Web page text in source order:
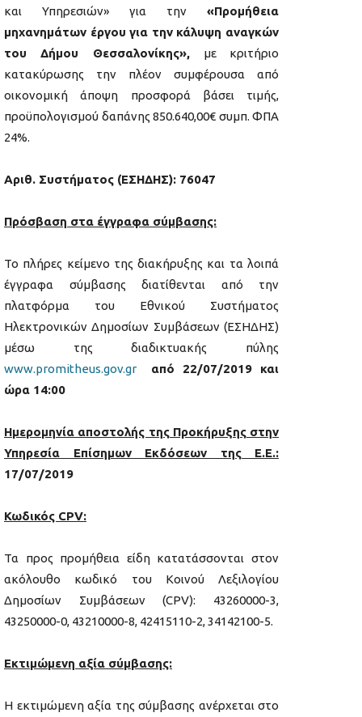
και Υπηρεσιών» για την «Προμήθεια
μηχανημάτων έργου για την κάλυψη αναγκών
του Δήμου Θεσσαλονίκης», με κριτήριο
κατακύρωσης την πλέον συμφέρουσα από
οικονομική άποψη προσφορά βάσει τιμής,
προϋπολογισμού δαπάνης 850.640,00€ συμπ. ΦΠΑ
24%.
Αριθ. Συστήματος (ΕΣΗΔΗΣ): 76047
Πρόσβαση στα έγγραφα σύμβασης:
Το πλήρες κείμενο της διακήρυξης και τα λοιπά
έγγραφα σύμβασης διατίθενται από την
πλατφόρμα του Εθνικού Συστήματος
Ηλεκτρονικών Δημοσίων Συμβάσεων (ΕΣΗΔΗΣ)
μέσω της διαδικτυακής πύλης
www.promitheus.gov.gr
από 22/07/2019 και
ώρα 14:00
Ημερομηνία αποστολής της Προκήρυξης στην
Υπηρεσία Επίσημων Εκδόσεων της Ε.E.:
17/07/2019
Κωδικός CPV:
Τα προς προμήθεια είδη κατατάσσονται στον
ακόλουθο κωδικό του Κοινού Λεξιλογίου
Δημοσίων Συμβάσεων (CPV): 43260000-3,
43250000-0, 43210000-8, 42415110-2, 34142100-5.
Εκτιμώμενη αξία σύμβασης:
Η εκτιμώμενη αξία της σύμβασης ανέρχεται στο